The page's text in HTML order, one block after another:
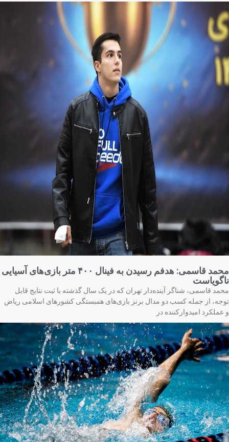
محمد قاسمی: هدفم رسیدن به فینال ۴۰۰ متر بازی‌های آسیایی
قاسمی، شناگر آینده‌دار تهران که در یک سال گذشته با ثبت نتایج قابل
از جمله کسب دو مدال برنز بازی‌های همبستگی کشورهای اسلامی ریاض
امیدوارکننده در